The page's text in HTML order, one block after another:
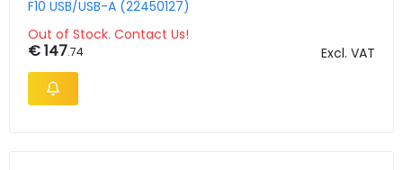
F10 USB/USB-A (22450127)
Out of Stock. Contact Us!
€ 147.74 Excl. VAT